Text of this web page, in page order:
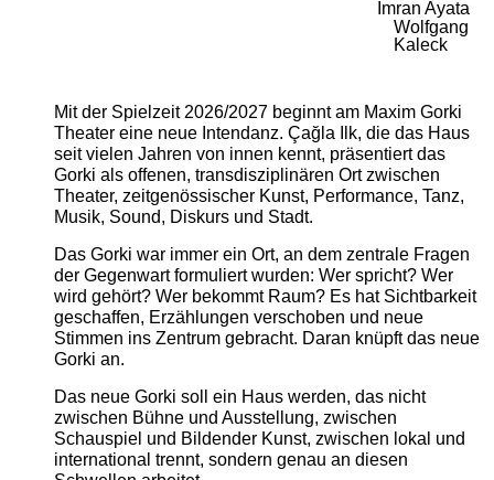
Imran Ayata
Wolfgang
Kaleck
Mit der Spielzeit 2026/2027 beginnt am Maxim Gorki
Theater eine neue Intendanz. Çağla Ilk, die das Haus
seit vielen Jahren von innen kennt, präsentiert das
Gorki als offenen, transdisziplinären Ort zwischen
Theater, zeitgenössischer Kunst, Performance, Tanz,
Musik, Sound, Diskurs und Stadt.
Das Gorki war immer ein Ort, an dem zentrale Fragen
der Gegenwart formuliert wurden: Wer spricht? Wer
wird gehört? Wer bekommt Raum? Es hat Sichtbarkeit
geschaffen, Erzählungen verschoben und neue
Stimmen ins Zentrum gebracht. Daran knüpft das neue
Gorki an.
Das neue Gorki soll ein Haus werden, das nicht
zwischen Bühne und Ausstellung, zwischen
Schauspiel und Bildender Kunst, zwischen lokal und
international trennt, sondern genau an diesen